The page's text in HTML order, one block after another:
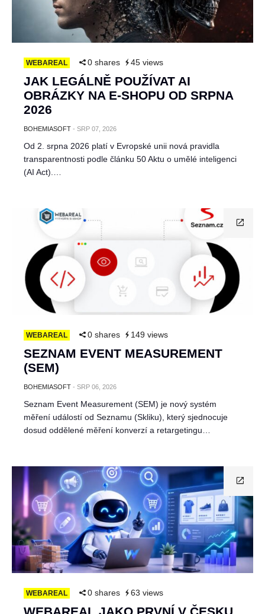
WEBAREAL 0 shares 45 views
JAK LEGÁLNĚ POUŽÍVAT AI
OBRÁZKY NA E-SHOPU OD SRPNA
2026
BOHEMIASOFT - SRP 07, 2026
Od 2. srpna 2026 platí v Evropské unii nová pravidla
transparentnosti podle článku 50 Aktu o umělé inteligenci
(AI Act).…
WEBAREAL 0 shares 149 views
SEZNAM EVENT MEASUREMENT
(SEM)
BOHEMIASOFT - SRP 06, 2026
Seznam Event Measurement (SEM) je nový systém
měření událostí od Seznamu (Skliku), který sjednocuje
dosud oddělené měření konverzí a retargetingu…
WEBAREAL 0 shares 63 views